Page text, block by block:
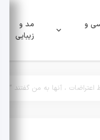
و
مد و
زیبایی
اعتراضات ، آنها به من گفتند